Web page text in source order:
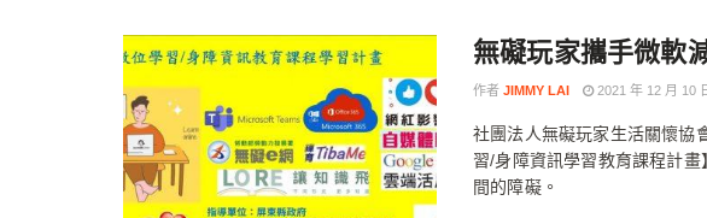
無礙玩家攜手微軟
作者 JIMMY LAI 2021 年 12 月 10
社團法人無礙玩家生活關懷協
習/身障資訊學習教育課程計
間的障礙。